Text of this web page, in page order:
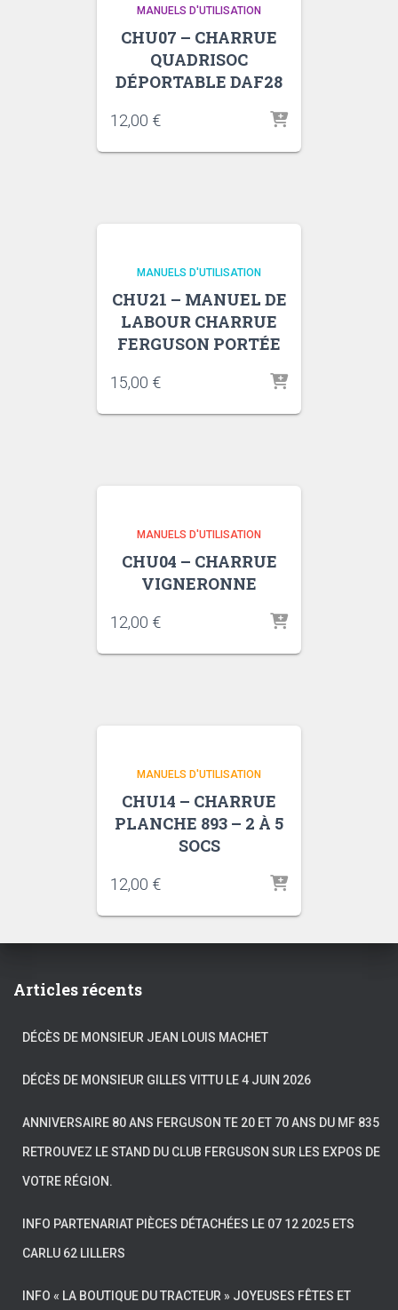
MANUELS D'UTILISATION
CHU07 – CHARRUE
QUADRISOC
DÉPORTABLE DAF28
12,00 €
MANUELS D'UTILISATION
CHU21 – MANUEL DE
LABOUR CHARRUE
FERGUSON PORTÉE
15,00 €
MANUELS D'UTILISATION
CHU04 – CHARRUE
VIGNERONNE
12,00 €
MANUELS D'UTILISATION
CHU14 – CHARRUE
PLANCHE 893 – 2 À 5
SOCS
12,00 €
Articles récents
DÉCÈS DE MONSIEUR JEAN LOUIS MACHET
DÉCÈS DE MONSIEUR GILLES VITTU LE 4 JUIN 2026
ANNIVERSAIRE 80 ANS FERGUSON TE 20 ET 70 ANS DU MF 835
RETROUVEZ LE STAND DU CLUB FERGUSON SUR LES EXPOS DE
VOTRE RÉGION.
INFO PARTENARIAT PIÈCES DÉTACHÉES LE 07 12 2025 ETS
CARLU 62 LILLERS
INFO « LA BOUTIQUE DU TRACTEUR » JOYEUSES FÊTES ET